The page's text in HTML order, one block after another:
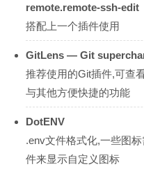
remote.remote-ssh-edit
搭配上一个插件使用
GitLens — Git
推荐使用的Git插件,可查
与其他方便快捷的功能
DotENV
.env文件格式化,一些图
件来显示自定义图标